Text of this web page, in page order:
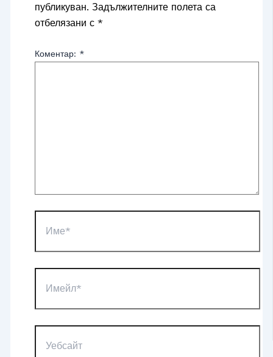
публикуван. Задължителните полета са
отбелязани с *
Коментар: *